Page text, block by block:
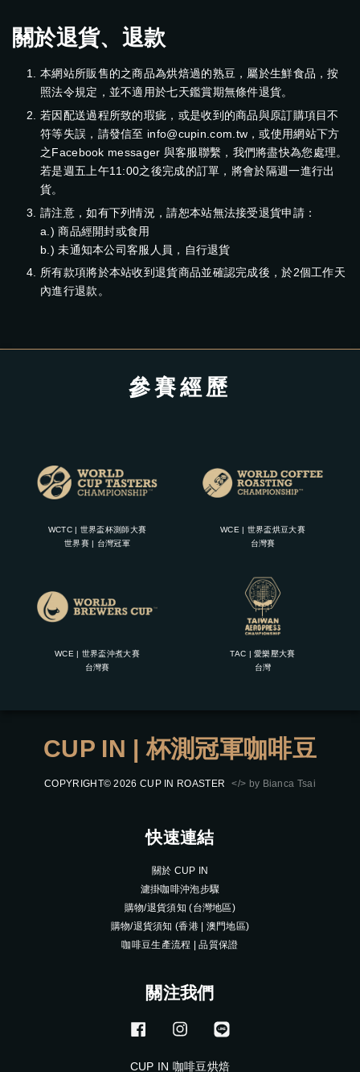
關於退貨、退款
本網站所販售的之商品為烘焙過的熟豆，屬於生鮮食品，按
照法令規定，並不適用於七天鑑賞期無條件退貨。
若因配送過程所致的瑕疵，或是收到的商品與原訂購項目不
符等失誤，請發信至 info@cupin.com.tw，或使用網站下方
之Facebook messager 與客服聯繫，我們將盡快為您處理。
若是週五上午11:00之後完成的訂單，將會於隔週一進行出
貨。
請注意，如有下列情況，請恕本站無法接受退貨申請：
a.) 商品經開封或食用
b.) 未通知本公司客服人員，自行退貨
所有款項將於本站收到退貨商品並確認完成後，於2個工作天
內進行退款。
參賽經歷
WCTC | 世界盃杯測師大賽
世界賽 | 台灣冠軍
WCE | 世界盃烘豆大賽
台灣賽
WCE | 世界盃沖煮大賽
台灣賽
TAC | 愛樂壓大賽
台灣
CUP IN | 杯測冠軍咖啡豆
COPYRIGHT© 2026 CUP IN ROASTER </> by Bianca Tsai
快速連結
關於 CUP IN
濾掛咖啡沖泡步驟
購物/退貨須知 (台灣地區)
購物/退貨須知 (香港 | 澳門地區)
咖啡豆生產流程 | 品質保證
關注我們
Facebook Instagram
CUP IN 咖啡豆烘焙